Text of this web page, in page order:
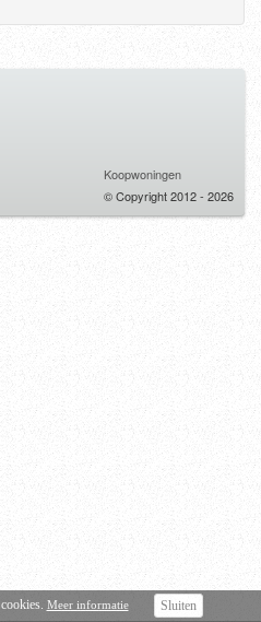
Meer informatie Sluiten
Koopwoningen
© Copyright 2012 - 2026